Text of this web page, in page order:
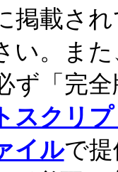
掲載さ
い。ま
ず「完
スクリ
イルで